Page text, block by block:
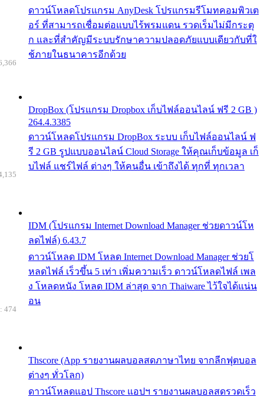
ดาวน์โหลดโปรแกรม AnyDesk โปรแกรมรีโมทคอมพิวเต
อร์ ที่สามารถเชื่อมต่อแบบไร้พรมแดน รวดเร็มไม่มีกระตุ
ก และที่สำคัญมีระบบรักษาความปลอดภัยแบบเดียวกับที่ใ
ช้ภายในธนาคารอีกด้วย
DropBox (โปรแกรม Dropbox เก็บไฟล์ออนไลน์ ฟรี 2 GB )
264.4.3385
ดาวน์โหลดโปรแกรม DropBox ระบบ เก็บไฟล์ออนไลน์ ฟ
รี 2 GB รูปแบบออนไลน์ Cloud Storage ให้คุณเก็บข้อมูล เก็
บไฟล์ แชร์ไฟล์ ต่างๆ ให้คนอื่น เข้าถึงได้ ทุกที่ ทุกเวลา
IDM (โปรแกรม Internet Download Manager ช่วยดาวน์โห
ลดไฟล์) 6.43.7
ดาวน์โหลด IDM โหลด Internet Download Manager ช่วยโ
หลดไฟล์ เร็วขึ้น 5 เท่า เพิ่มความเร็ว ดาวน์โหลดไฟล์ เพล
ง โหลดหนัง โหลด IDM ล่าสุด จาก Thaiware ไว้ใจได้แน่น
อน
Thscore (App รายงานผลบอลสดภาษาไทย จากลีกฟุตบอล
ต่างๆ ทั่วโลก)
ดาวน์โหลดแอป Thscore แอปฯ รายงานผลบอลสดรวดเร็ว
474